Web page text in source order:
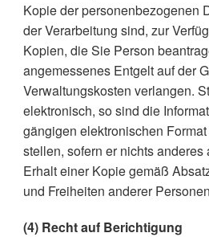
Kopie der personenbezogenen
der Verarbeitung sind, zur
Kopien, die Sie Person
angemessenes Entgelt auf der
Verwaltungskosten verlangen.
elektronisch, so sind die
gängigen elektronischen
stellen, sofern er nichts
Erhalt einer Kopie gemäß
und Freiheiten anderer
(4) Recht auf Berichtigung